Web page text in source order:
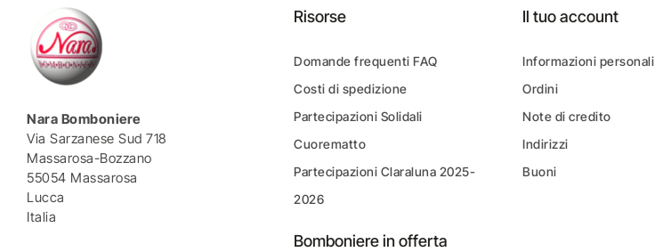
Nara Bomboniere
Via Sarzanese Sud 718
Massarosa-Bozzano
55054 Massarosa
Lucca
Italia
Risorse
Domande frequenti FAQ
Costi di spedizione
Partecipazioni Solidali
Cuorematto
Partecipazioni Claraluna 2025-
2026
Bomboniere in offerta
Il tuo account
Informazioni personali
Ordini
Note di credito
Indirizzi
Buoni